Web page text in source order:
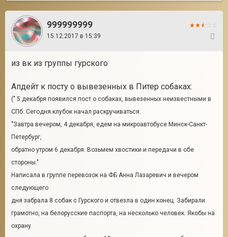
999999999
15.12.2017 в 15:39
из вк из группы гурского
Апдейт к посту о вывезенных в Питер собаках:
(" 5 декабря появился пост о собаках, вывезенных неизвестными в
СПб. Сегодня клубок начал раскручиваться.
"Завтра вечером, 4 декабря, едем на микроавтобусе Минск-Санкт-
Петербург,
обратно утром 6 декабря. Возьмем хвостики и передачи в обе
стороны."
Написала в группе перевозок на ФБ Анна Лазаревич и вечером
следующего
дня забрала 8 собак с Гурского и отвезла в один конец. Забирали
грамотно, на белорусские паспорта, на несколько человек. Якобы на
охрану